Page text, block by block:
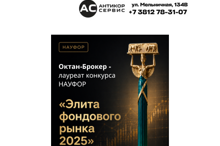
симфонического оркестра. Примитивная и
наглая решальшица. Удивительно ее
Василий 20 сентября 2018 в 19:56:
Денежкин же взял какого то суперюриста
Будылину. И проиграли с треском такое
резонансное дело.А работа юристов мэрии это
деньги налогоплательщиков. Оксана Николаевна
неужели не поняла что за кадры руководят
теперь в ДИО.Это влияет совсем не
положительно на имидж мера.